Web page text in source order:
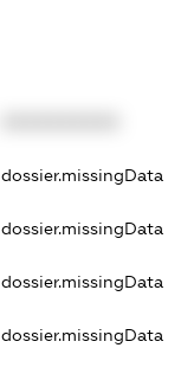
dossier.missingData
dossier.missingData
dossier.missingData
dossier.missingData